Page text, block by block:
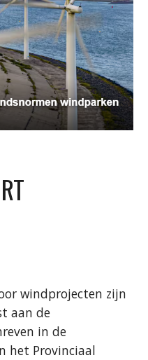
windprojecten zijn
aan de
in de
het Provinciaal